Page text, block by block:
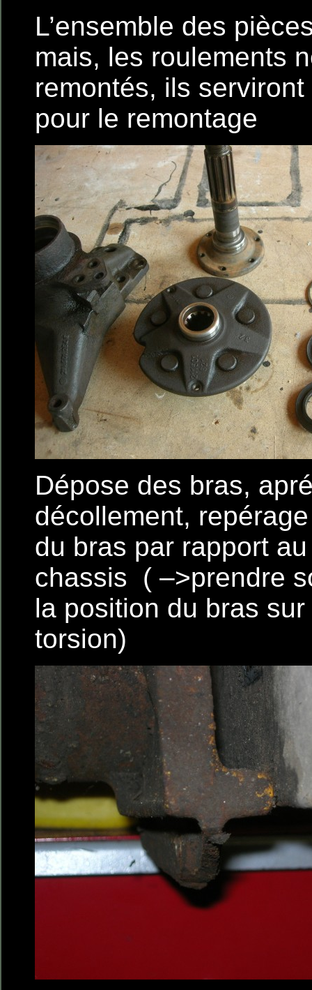
L’ensemble des
mais, les roulements
remontés, ils serviront
pour le remontage
Dépose des bras,
décollement,
du bras par rapport
chassis ( –>prendre
la position du bras
torsion)